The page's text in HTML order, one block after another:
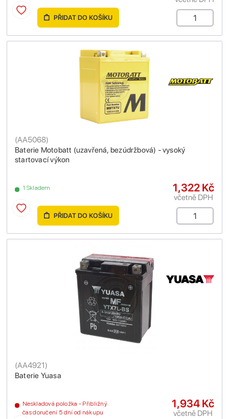
PŘIDAT DO KOŠÍKU
Baterie Motobatt (uzavřená, bezúdržbová) - vysoký
startovací výkon
(AA5068)
1 Skladem 1,322 Kč
včetně DPH
PŘIDAT DO KOŠÍKU
Baterie Yuasa
(AA4921)
Neskladová položka - Přibližný
čas doručení 5 dní od nákupu
1,934 Kč
včetně DPH